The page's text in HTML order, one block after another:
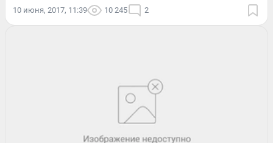
10 июня, 2017, 11:39 10 245 2